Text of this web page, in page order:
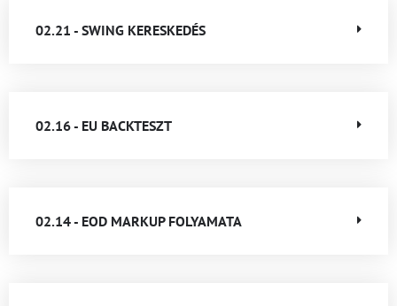
02.21 - SWING KERESKEDÉS
02.16 - EU BACKTESZT
02.14 - EOD MARKUP FOLYAMATA